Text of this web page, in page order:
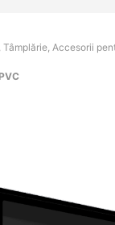
Tâmplărie, Accesorii